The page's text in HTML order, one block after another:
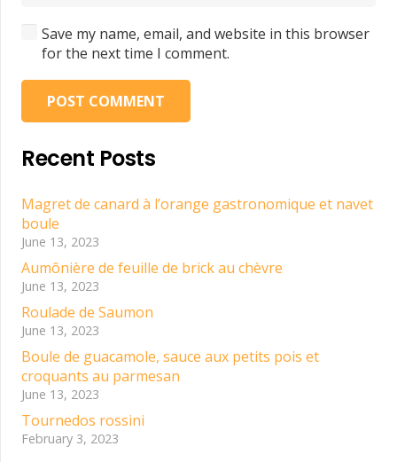
Save my name, email, and website in this browser
for the next time I comment.
POST COMMENT
Recent Posts
Magret de canard à l’orange gastronomique et navet
boule
June 13, 2023
Aumônière de feuille de brick au chèvre
June 13, 2023
Roulade de Saumon
June 13, 2023
Boule de guacamole, sauce aux petits pois et
croquants au parmesan
June 13, 2023
Tournedos rossini
February 3, 2023